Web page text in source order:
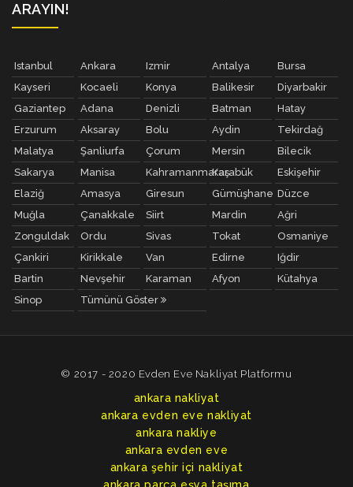
ARAYIN!
Istanbul Ankara Izmir Antalya
Bursa
Kayseri
Kocaeli Konya Balikesir
Diyarbakir
Gaziantep
Adana Denizli Batman
Hatay
Erzurum
Aksaray Bolu Aydin
Tekirdağ
Malatya
Şanliurfa Çorum Mersin
Bilecik
Sakarya
Manisa KahramanmaraşKarabük
Eskişehir
Elaziğ
Amasya Giresun Gümüşhane Düzce
Muğla
Çanakkale Siirt Mardin
Ağri
Zonguldak
Ordu Sivas Tokat
Osmaniye
Çankiri
Kirikkale Van Edirne
Iğdir
Bartin
Nevşehir Karaman Afyon
Kütahya
Sinop
Tümünü Göster
© 2017 - 2020 Evden Eve Nakliyat Platformu
ankara nakliyat
ankara evden eve nakliyat
ankara nakliye
ankara evden eve
ankara şehir içi nakliyat